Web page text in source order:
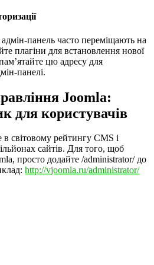
панель часто переміщають на
плагіни для встановлення нової
цю адресу для
панелі.
Joomla:
для користувачів
в світовому рейтингу CMS і
сайтів. Для того, щоб
просто додайте /administrator/ до
http://vjoomla.ru/administrator/